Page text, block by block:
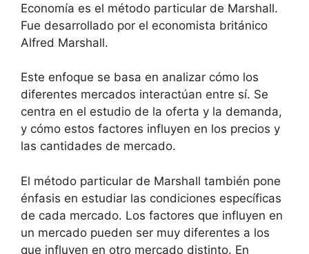
Economía es el método particular de Marshall.
Fue desarrollado por el economista británico
Alfred Marshall.
Este enfoque se basa en analizar cómo los
diferentes mercados interactúan entre sí. Se
centra en el estudio de la oferta y la demanda,
y cómo estos factores influyen en los precios y
las cantidades de mercado.
El método particular de Marshall también pone
énfasis en estudiar las condiciones específicas
de cada mercado. Los factores que influyen en
un mercado pueden ser muy diferentes a los
que influyen en otro mercado distinto. En